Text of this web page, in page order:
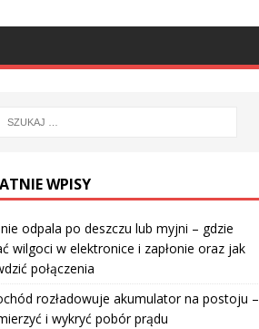
WPISY
odpala po deszczu lub myjni – gdzie
wilgoci w elektronice i zapłonie oraz jak
połączenia
rozładowuje akumulator na postoju –
i wykryć pobór prądu